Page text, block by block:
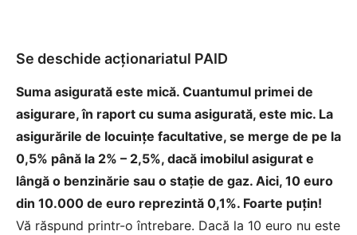
Se deschide acţionariatul PAID
Suma asigurată este mică. Cuantumul primei de
asigurare, în raport cu suma asigurată, este mic. La
asigurările de locuinţe facultative, se merge de pe la
0,5% până la 2% – 2,5%, dacă imobilul asigurat e
lângă o benzinărie sau o staţie de gaz. Aici, 10 euro
din 10.000 de euro reprezintă 0,1%. Foarte puţin!
Vă răspund printr-o întrebare. Dacă la 10 euro nu este